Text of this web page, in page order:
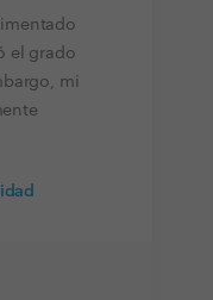
el grado
mi